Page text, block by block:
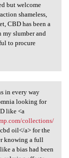
but welcome
shameless,
CBD has been a
my slumber and
to procure
in every way
looking for
like <a
collections/
oil</a> for the
knowing a full
a bias had been